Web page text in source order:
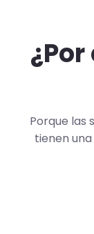
Porque las
tienen